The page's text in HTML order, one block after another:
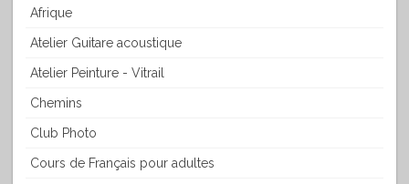
Afrique
Atelier Guitare acoustique
Atelier Peinture - Vitrail
Chemins
Club Photo
Cours de Français pour adultes